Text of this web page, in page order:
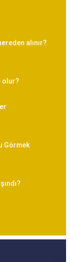
alınır?
olur?
Görmek